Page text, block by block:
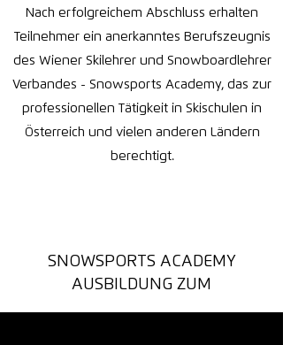
Nach erfolgreichem Abschluss erhalten
Teilnehmer ein anerkanntes Berufszeugnis
des Wiener Skilehrer und Snowboardlehrer
Verbandes - Snowsports Academy, das zur
professionellen Tätigkeit in Skischulen in
Österreich und vielen anderen Ländern
berechtigt.
SNOWSPORTS ACADEMY
AUSBILDUNG ZUM